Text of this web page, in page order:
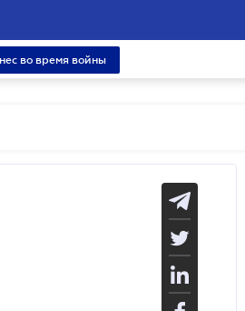
во время войны